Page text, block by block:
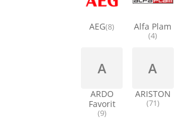
AEG(8) Alfa Plam
(4)
A
ARDO
Favorit
(9)
A
ARISTON
(71)